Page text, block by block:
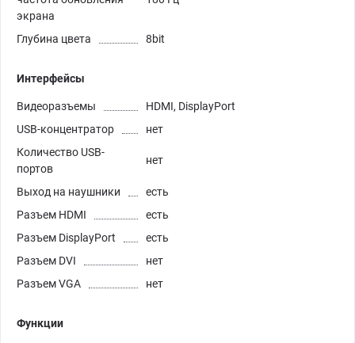
экрана
Глубина цвета 8bit
Интерфейсы
Видеоразъемы
HDMI, DisplayPort
USB-концентратор
нет
Количество USB-
портов
нет
Выход на наушники
есть
Разъем HDMI
есть
Разъем DisplayPort
есть
Разъем DVI
нет
Разъем VGA
нет
Функции